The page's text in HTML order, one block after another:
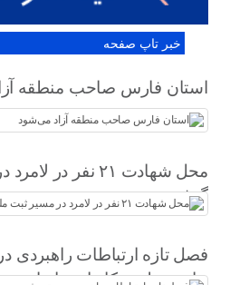
خبر تاپ صفحه
استان فارس صاحب منطقه
محل شهادت ۲۱ نفر
گرفت
فصل تازه ارتباطات راهبردی
حاجی‌دولو سکاندار روابط